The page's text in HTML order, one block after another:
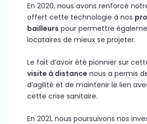
En 2020, nous avons renforcé
offert cette technologie à nos
bailleurs pour permettre
locataires de mieux se projeter.
Le fait d’avoir été pionnier sur
visite à distance nous a permis
d’agilité et de maintenir le lien
cette crise sanitaire.
En 2021, nous poursuivons nos